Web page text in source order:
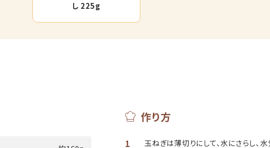
し 225g
作り方
1
玉ねぎは薄切りにして、水にさらし、水